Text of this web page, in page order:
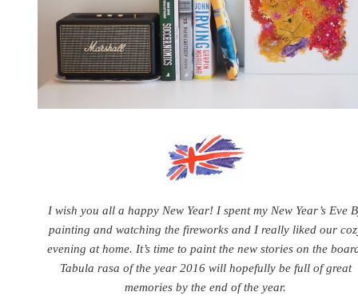
I wish you all a happy New Year! I spent my New Year’s Eve
painting and watching the fireworks and I really liked our
evening at home. It’s time to paint the new stories on the
Tabula rasa of the year 2016 will hopefully be full of great
memories by the end of the year.